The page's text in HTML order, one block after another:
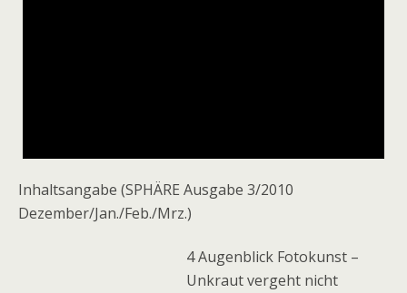
Inhaltsangabe (SPHÄRE Ausgabe 3/2010
Dezember/Jan./Feb./Mrz.)
4 Augenblick Fotokunst –
Unkraut vergeht nicht